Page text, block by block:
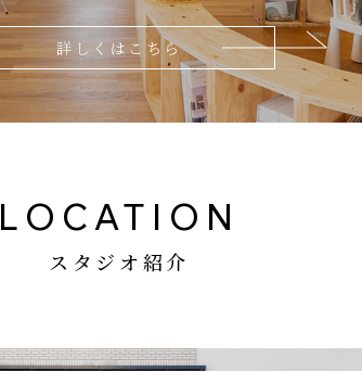
詳しくはこちら
LOCATION
スタジオ紹介